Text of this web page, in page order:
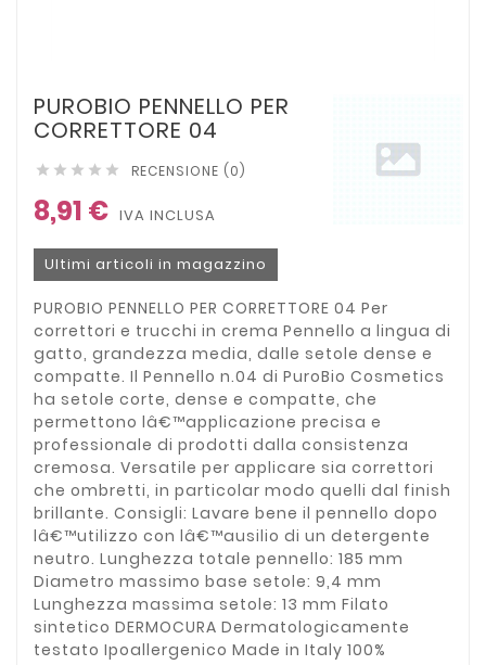
PUROBIO PENNELLO PER
CORRETTORE 04
     RECENSIONE (0)
8,91 € IVA INCLUSA
Ultimi articoli in magazzino
PUROBIO PENNELLO PER CORRETTORE 04 Per
correttori e trucchi in crema Pennello a lingua di
gatto, grandezza media, dalle setole dense e
compatte. Il Pennello n.04 di PuroBio Cosmetics
ha setole corte, dense e compatte, che
permettono lâ€™applicazione precisa e
professionale di prodotti dalla consistenza
cremosa. Versatile per applicare sia correttori
che ombretti, in particolar modo quelli dal finish
brillante. Consigli: Lavare bene il pennello dopo
lâ€™utilizzo con lâ€™ausilio di un detergente
neutro. Lunghezza totale pennello: 185 mm
Diametro massimo base setole: 9,4 mm
Lunghezza massima setole: 13 mm Filato
sintetico DERMOCURA Dermatologicamente
testato Ipoallergenico Made in Italy 100%